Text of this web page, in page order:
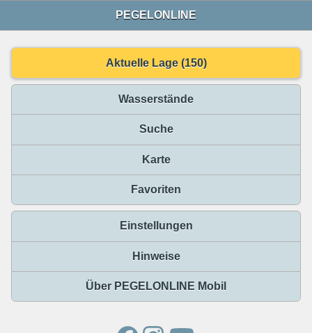
PEGELONLINE
Aktuelle Lage (150)
Wasserstände
Suche
Karte
Favoriten
Einstellungen
Hinweise
Über PEGELONLINE Mobil